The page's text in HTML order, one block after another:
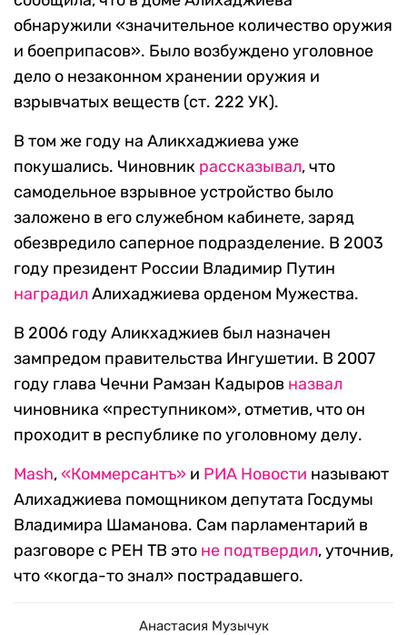
обнаружили «значительное количество оружия
и боеприпасов». Было возбуждено уголовное
дело о незаконном хранении оружия и
взрывчатых веществ (ст. 222 УК).
В том же году на Аликхаджиева уже
покушались. Чиновник рассказывал, что
самодельное взрывное устройство было
заложено в его служебном кабинете, заряд
обезвредило саперное подразделение. В 2003
году президент России Владимир Путин
наградил Алихаджиева орденом Мужества.
В 2006 году Аликхаджиев был назначен
зампредом правительства Ингушетии. В 2007
году глава Чечни Рамзан Кадыров назвал
чиновника «преступником», отметив, что он
проходит в республике по уголовному делу.
Mash,«Коммерсантъ» и РИА Новости называют
Алихаджиева помощником депутата Госдумы
Владимира Шаманова. Сам парламентарий в
разговоре с РЕН ТВ это не подтвердил, уточнив,
что «когда-то знал» пострадавшего.
Анастасия Музычук